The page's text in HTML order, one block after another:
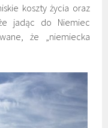
koszty życia oraz
jadąc do Niemiec
że „niemiecka